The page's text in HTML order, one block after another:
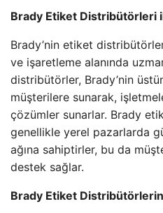
Brady Etiket Distribütörleri
Brady’nin etiket
ve işaretleme alanında
distribütörler, Brady’nin
müşterilere sunarak,
çözümler sunarlar. Brady
genellikle yerel pazarlarda
ağına sahiptirler, bu da
destek sağlar.
Brady Etiket